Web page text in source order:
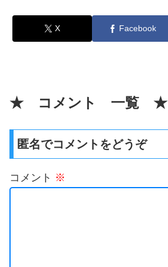
X Facebook
★ コメント 一覧 ★
匿名でコメントをどうぞ
コメント ※